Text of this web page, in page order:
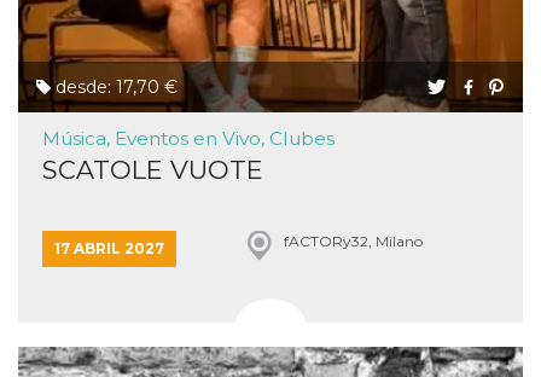
desde: 17,70 €
Música, Eventos en Vivo, Clubes
SCATOLE VUOTE
17 ABRIL 2027 fACTORy32, Milano